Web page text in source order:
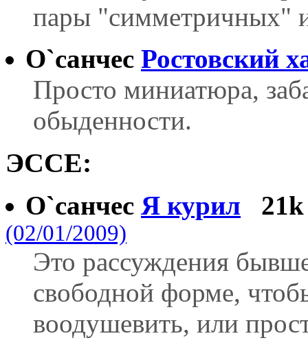
пары "симметричных"
О`санчес Ростовский
Просто миниатюра,
обыденности.
ЭССЕ:
О`санчес Я курил 21k
(02/01/2009)
Это рассуждения
свободной форме,
воодушевить, или